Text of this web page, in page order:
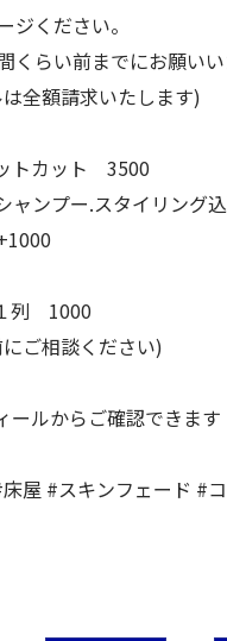
ジください。
くらい前までにお願い
全額請求いたします)
トカット 3500
ャンプー.スタイリング
列 1000
ご相談ください)
ールからご確認できます
屋 #スキンフェード #